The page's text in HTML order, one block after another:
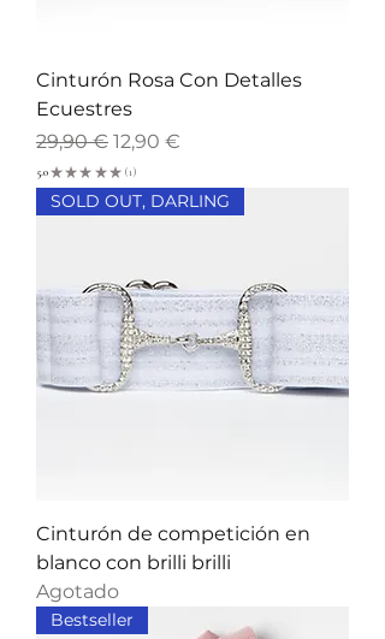
Cinturón Rosa Con Detalles
Ecuestres
Precio
29,90 € Precio de oferta
12,90 €
5.0★ ★ ★ ★ ★ 1
1
SOLD OUT, DARLING
Cinturón de competición en
blanco con brilli brilli
Agotado
Bestseller